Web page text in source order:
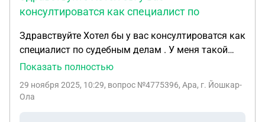
консултироватся как специалист по
Здравствуйте Хотел бы у вас консултироватся как
специалист по судебным делам . У меня такой
вопрос люди которых я не знаю в мой адрес
отрицательно сторону и это может в дальнейшем
Показать полностью
29 ноября 2025, 10:29, вопрос №4775396, Ара, г. Йошкар-
Ола